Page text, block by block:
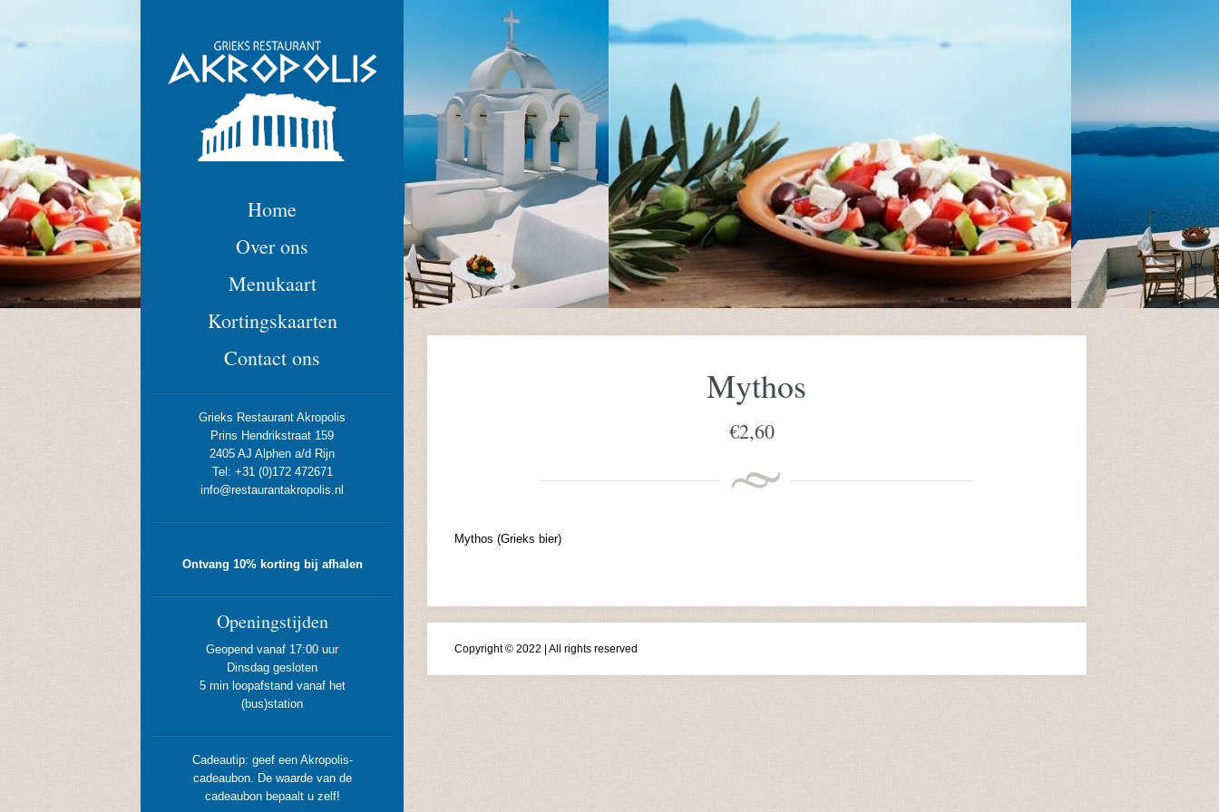
Home
Over ons
Menukaart
Kortingskaarten
Contact ons
Grieks Restaurant Akropolis
Prins Hendrikstraat 159
2405 AJ Alphen a/d Rijn
Tel: +31 (0)172 472671
info@restaurantakropolis.nl
Ontvang 10% korting bij afhalen
Openingstijden
Geopend vanaf 17:00 uur
Dinsdag gesloten
5 min loopafstand vanaf het
(bus)station
Cadeautip: geef een Akropolis-
cadeaubon. De waarde van de
cadeaubon bepaalt u zelf!
Mythos
€2,60
Mythos (Grieks bier)
Copyright © 2022 | All rights reserved